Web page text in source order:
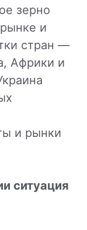
зерно
и
стран —
Африки и
и рынки
ситуация